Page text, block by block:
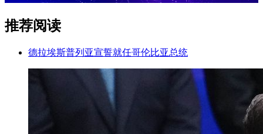
推荐阅读
德拉埃斯普列亚宣誓就任哥伦比亚总统